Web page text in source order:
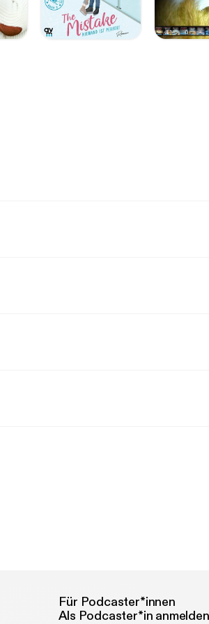
Für Podcaster*innen
Als Podcaster*in anmelden